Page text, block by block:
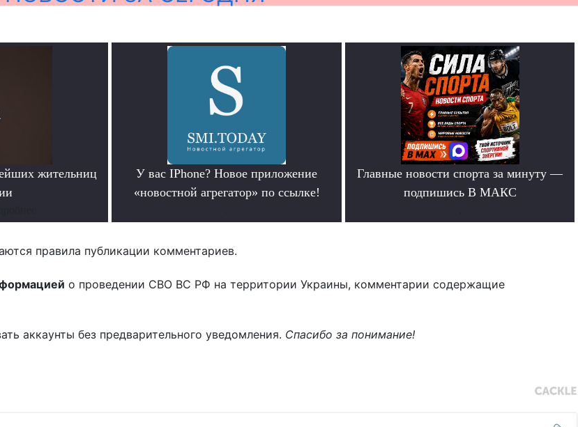
жительниц
У вас IPhone? Новое приложение
«новостной агрегатор» по ссылке!
Главные новости спорта за минуту —
подпишись В МАКС
правила публикации комментариев.
о проведении СВО ВС РФ на территории Украины, комментарии содержащие
аккаунты без предварительного уведомления. Спасибо за понимание!